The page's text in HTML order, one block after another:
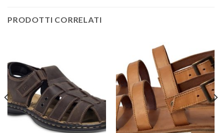
PRODOTTI CORRELATI